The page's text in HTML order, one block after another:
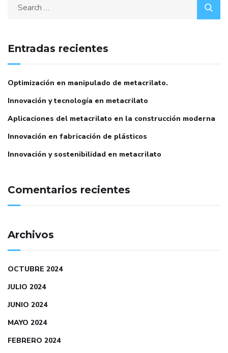
Entradas recientes
Optimización en manipulado de metacrilato.
Innovación y tecnología en metacrilato
Aplicaciones del metacrilato en la construcción moderna
Innovación en fabricación de plásticos
Innovación y sostenibilidad en metacrilato
Comentarios recientes
Archivos
OCTUBRE 2024
JULIO 2024
JUNIO 2024
MAYO 2024
FEBRERO 2024